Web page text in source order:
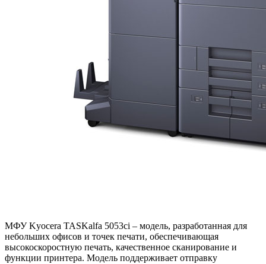
МФУ Kyocera TASKalfa 5053ci – модель, разработанная для
небольших офисов и точек печати, обеспечивающая
высокоскоростную печать, качественное сканирование и
функции принтера. Модель поддерживает отправку